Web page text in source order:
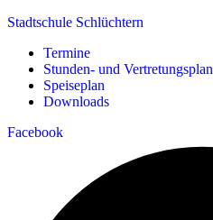
Stadtschule Schlüchtern
Menü
Termine
Stunden- und Vertretungsplan
Speiseplan
Downloads
Facebook